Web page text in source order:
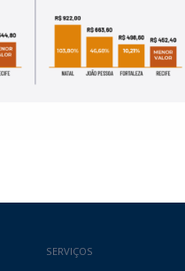
SERVIÇOS